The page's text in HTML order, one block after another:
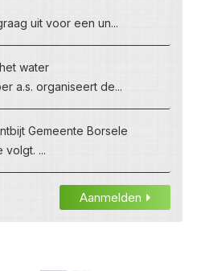
uit voor een un...
water
a.s. organiseert de...
Gemeente Borsele
volgt. ...
Aanmelden